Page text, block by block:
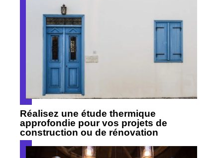
Réalisez une étude thermique
approfondie pour vos projets de
construction ou de rénovation